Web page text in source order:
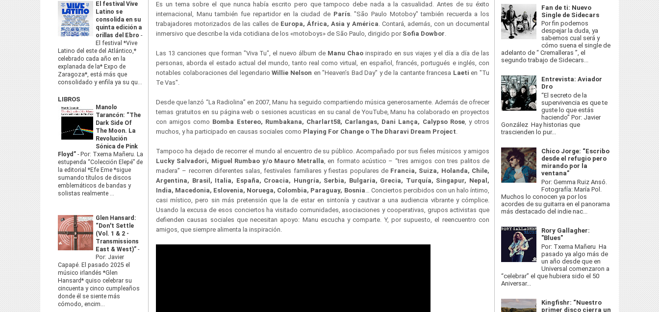
El festival Vive
Latino se
consolida en su
quinta edición a
orillas del Ebro -
El festival *Vive
Latino del este del Atlántico,*
celebrado cada año en la
explanada de la* Expo de
Zaragoza*, está más que
consolidado y enfila ya su qu...
LIBROS
Manolo
Tarancón: “The
Dark Side Of
The Moon. La
Revolución
Sónica de Pink
Floyd” - Por: Txema Mañeru. La
estupenda “Colección Elepé” de
la editorial *Efe Eme *sigue
sumando títulos de discos
emblemáticos de bandas y
solistas realmente ...
Glen Hansard:
“Don't Settle
(Vol. 1 & 2 -
Transmissions
East & West)” -
Por: Javier
Capapé. El pasado 2025 el
músico irlandés *Glen
Hansard* quiso celebrar su
cincuenta y cinco cumpleaños
donde él se siente más
cómodo, encim...
Es un tema sobre el que nunca había escrito pero que tampoco debe nada a la casualidad. Antes de su éxito
internacional, Manu también fue repartidor en la ciudad de París. "São Paulo Motoboy" también recuerda a los
trabajadores motorizados de las calles de Europa, África, Asia y América. Contará, además, con un documental
inmersivo que describe la vida cotidiana de los «motoboys» de São Paulo, dirigido por Sofia Dowbor.
Las 13 canciones que forman "Viva Tu", el nuevo álbum de Manu Chaoinspirado en sus viajes y el día a día de las
personas, aborda el estado actual del mundo, tanto real como virtual, en español, francés, portugués e inglés, con
notables colaboraciones del legendarioWillie Nelson en "Heaven’s Bad Day" y de la cantante francesa Laeti en "Tu
Te Vas".
Desde que lanzó “La Radiolina” en 2007, Manu ha seguido compartiendo música generosamente. Además de ofrecer
temas gratuitos en su página web o sesiones acusticas en su canal de YouTube, Manu ha colaborado en proyectos
con amigos como Bomba Estereo, Rumbakana, Charlart58, Carlangas, Dani Lança, Calypso Rose, y otros
muchos, y ha participado en causas sociales como Playing For Change o The Dharavi Dream Project.
Tampoco ha dejado de recorrer el mundo al encuentro de su público. Acompañado por sus fieles músicos y amigos
Lucky Salvadori, Miguel Rumbao y/o Mauro Metralla, en formato acústico – “tres amigos con tres palitos de
madera” – recorren diferentes salas, festivales familiares y fiestas populares de Francia, Suiza, Holanda, Chile,
Argentina, Brasil, Italia, España, Croacia, Hungría, Serbia, Bulgaria, Grecia, Turquía, Singapur, Nepal,
India, Macedonia, Eslovenia, Noruega, Colombia, Paraguay, Bosnia… Conciertos percibidos con un halo íntimo,
casi místico, pero sin más pretensión que la de estar en sintonía y cautivar a una audiencia vibrante y cómplice.
Usando la excusa de esos conciertos ha visitado comunidades, asociaciones y cooperativas, grupos activistas que
defienden causas sociales que necesitan apoyo: Manu escucha y comparte. Y, por supuesto, el reencuentro con
amigos, que siempre alimenta la inspiración.
Fan de ti: Nuevo
Single de Sidecars
Por fin podemos
despejar la duda, ya
sabemos cual será y
cómo suena el single de
adelanto de “ Cremalleras ”, el
segundo trabajo de Sidecars...
Entrevista: Aviador
Dro
“El secreto de la
supervivencia es que te
guste lo que estás
haciendo” Por: Javier
González Hay historias que
trascienden lo pur...
Chico Jorge: “Escribo
desde el refugio pero
mirando por la
ventana”
Por: Gemma Ruiz Ansó.
Fotografía: María Pol.
Muchos lo conocen ya por los
acordes de su guitarra en el panorama
más destacado del indie nac...
Rory Gallagher:
"Blues"
Por: Txema Mañeru Ha
pasado ya algo más de
un año desde que en
Universal comenzaron a
“celebrar” el que hubiera sido el 50
Aniversar...
Kingfishr: “Nuestro
primer disco cierra un